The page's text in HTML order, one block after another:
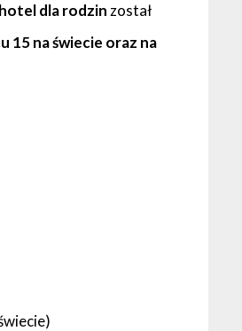
dla rodzin został
15 na świecie oraz na